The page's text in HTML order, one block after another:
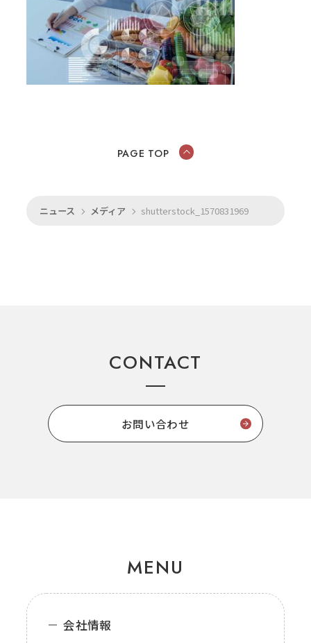
ニュース メディア shutterstock_1570831969
PAGE TOP
CONTACT
お問い合わせ
MENU
会社情報